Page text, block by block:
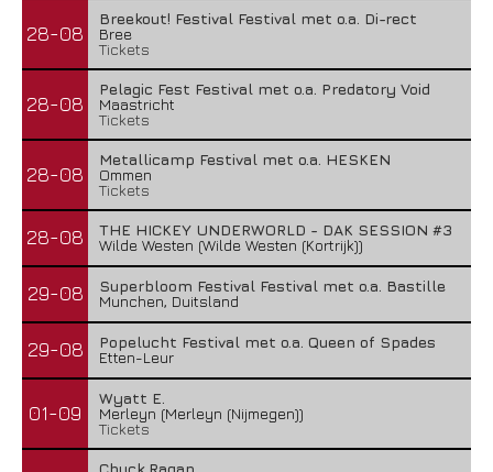
28-08
Breekout! Festival Festival met o.a. Di-rect
Bree
Tickets
28-08
Pelagic Fest Festival met o.a. Predatory Void
Maastricht
Tickets
28-08
Metallicamp Festival met o.a. HESKEN
Ommen
Tickets
28-08
THE HICKEY UNDERWORLD - DAK SESSION #3
Wilde Westen (Wilde Westen (Kortrijk))
29-08
Superbloom Festival Festival met o.a. Bastille
Munchen, Duitsland
29-08
Popelucht Festival met o.a. Queen of Spades
Etten-Leur
01-09
Wyatt E.
Merleyn (Merleyn (Nijmegen))
Tickets
Chuck Ragan